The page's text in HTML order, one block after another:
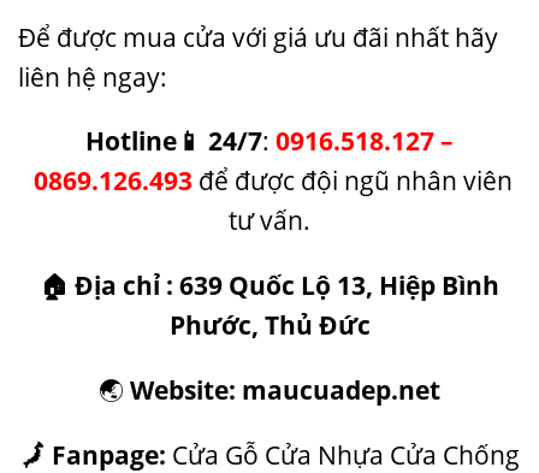
Để được mua cửa với giá ưu đãi nhất hãy
liên hệ ngay:
Hotline 📱 24/7: 0916.518.127–
0869.126.493 để được đội ngũ nhân viên
tư vấn.
🏠 Địa chỉ : 639 Quốc Lộ 13, Hiệp Bình
Phước, Thủ Đức
🌏 Website: maucuadep.net
🗾 Fanpage: Cửa Gỗ Cửa Nhựa Cửa Chống